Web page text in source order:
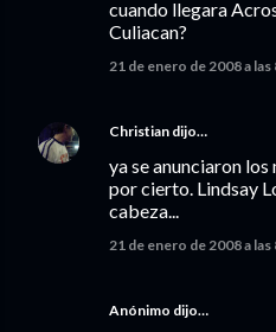
cuando llegara
Culiacan?
21 de enero de 2008 a las
Christian dijo…
ya se anunciaron
por cierto. Lindsay
cabeza...
21 de enero de 2008 a las
Anónimo dijo…